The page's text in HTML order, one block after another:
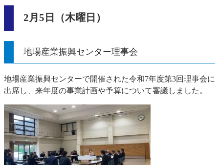
2月5日（木曜日）
地場産業振興センター理事会
地場産業振興センターで開催された令和7年度第3回理事会に
出席し、来年度の事業計画や予算について審議しました。